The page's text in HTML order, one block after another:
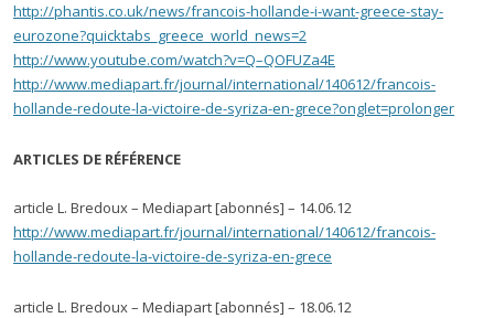
http://phantis.co.uk/news/francois-hollande-i-want-greece-stay-
eurozone?quicktabs_greece_world_news=2
http://www.youtube.com/watch?v=Q–QOFUZa4E
http://www.mediapart.fr/journal/international/140612/francois-
hollande-redoute-la-victoire-de-syriza-en-grece?onglet=prolonger
ARTICLES DE RÉFÉRENCE
article L. Bredoux – Mediapart [abonnés] – 14.06.12
http://www.mediapart.fr/journal/international/140612/francois-
hollande-redoute-la-victoire-de-syriza-en-grece
article L. Bredoux – Mediapart [abonnés] – 18.06.12